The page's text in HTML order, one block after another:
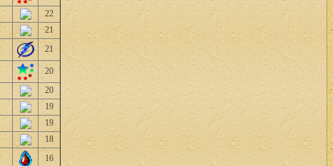
22
21
21
20
20
19
19
18
16